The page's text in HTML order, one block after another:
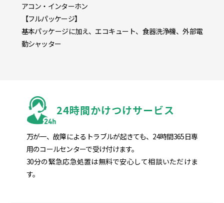
アコン・インターホン
【フルパッケージ】
基本パッケージに加え、エコキュート、食器洗浄機、外部電
動シャッター
24時間かけつけサービス
万が一、故障によるトラブルが起きても、24時間365日専
用のコールセンターで受け付けます。
30分の緊急応急処置は無料で安心して相談いただけま
す。